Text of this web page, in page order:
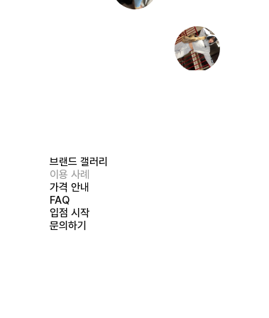
브랜드 갤러리
이용 사례
가격 안내
FAQ
입점 시작
문의하기